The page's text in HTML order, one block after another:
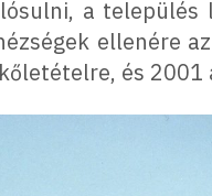
a
ellenére
és